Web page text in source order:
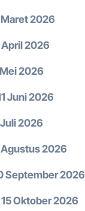
Maret 2026
April 2026
2026
Juni 2026
2026
Agustus 2026
September 2026
15 Oktober 2026